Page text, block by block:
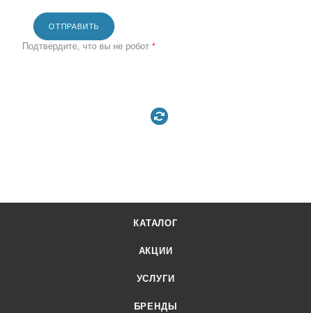
ОТПРАВИТЬ
Подтвердите, что вы не робот *
КАТАЛОГ
АКЦИИ
УСЛУГИ
БРЕНДЫ